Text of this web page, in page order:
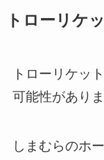
トローリケ
トローリケッ
可能性がありま
しまむらのホ